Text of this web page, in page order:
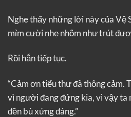
Nghe thấy những lời này của Vệ
mỉm cười nhẹ nhõm như trút
Rồi hắn tiếp tục.
“Cảm ơn tiểu thư đã thông cảm.
vì người đang đứng kia, vì vậy ta
đền bù xứng đáng.”